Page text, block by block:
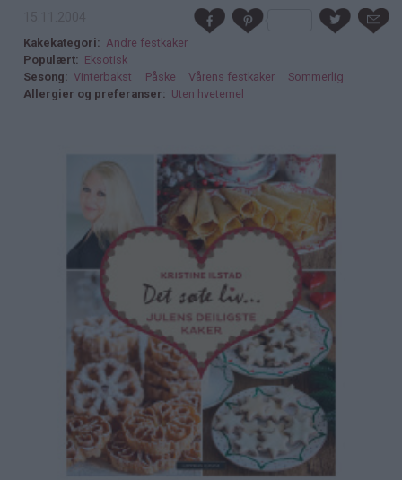
Kakekategori
Andre festkaker
Populært
Eksotisk
Sesong
Vinterbakst Påske Vårens festkaker
Sommerlig
Allergier og preferanser
Uten hvetemel